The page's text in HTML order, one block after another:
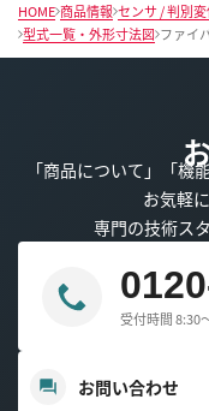
HOME 商品情報 センサ / 判別
型式一覧・外形寸法図 ファイ
「商品について」「機
お気軽
専門の技術ス
受付時間 8:30
お問い合わせ